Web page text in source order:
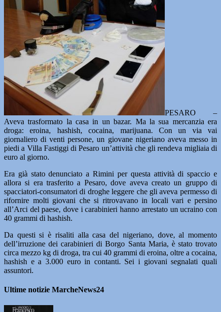
PESARO –
Aveva trasformato la casa in un bazar. Ma la sua mercanzia era
droga: eroina, hashish, cocaina, marijuana. Con un via vai
giornaliero di venti persone, un giovane nigeriano aveva messo in
piedi a Villa Fastiggi di Pesaro un’attività che gli rendeva migliaia di
euro al giorno.
Era già stato denunciato a Rimini per questa attività di spaccio e
allora si era trasferito a Pesaro, dove aveva creato un gruppo di
spacciatori-consumatori di droghe leggere che gli aveva permesso di
rifornire molti giovani che si ritrovavano in locali vari e persino
all’Arci del paese, dove i carabinieri hanno arrestato un ucraino con
40 grammi di hashish.
Da questi si è risaliti alla casa del nigeriano, dove, al momento
dell’irruzione dei carabinieri di Borgo Santa Maria, è stato trovato
circa mezzo kg di droga, tra cui 40 grammi di eroina, oltre a cocaina,
hashish e a 3.000 euro in contanti. Sei i giovani segnalati quali
assuntori.
Ultime notizie MarcheNews24